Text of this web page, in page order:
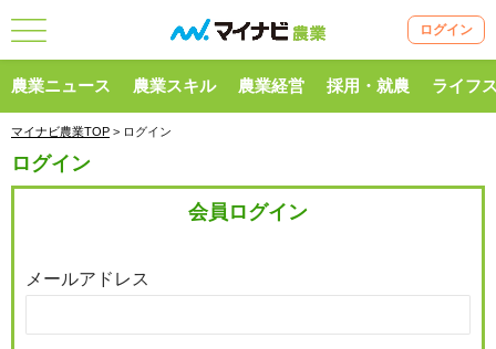
ログイン
農業ニュース 農業スキル 農業経営 採用・就農 ライフ
マイナビ農業TOP > ログイン
ログイン
会員ログイン
メールアドレス